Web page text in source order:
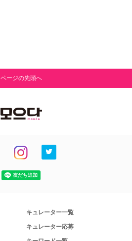
ページの先頭へ
キュレーター一覧
キュレーター応募